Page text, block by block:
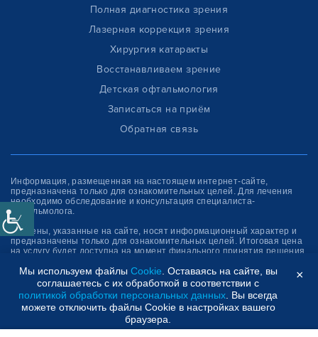
Полная диагностика зрения
Лазерная коррекция зрения
Хирургия катаракты
Восстанавливаем зрение
Детская офтальмология
Записаться на приём
Обратная связь
Клиника “СФЕРА”
Информация, размещенная на настоящем интернет-сайте,
предназначена только для ознакомитель­ных целей. Для лечения
необходимо обследование и консультация специалиста-
офтальмолога.
(*)- цены, указанные на сайте, носят информационный характер и
предназначены только для ознакомительных целей. Итоговая цена
на услугу будет доступна на момент финального принятия решения
Мы используем файлы Cookie . Оставаясь на сайте, вы
соглашаетесь с их обработкой в соответствии с
политикой обработки персональных данных . Вы всегда
можете отключить файлы Cookie в настройках вашего
браузера.
×